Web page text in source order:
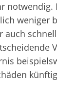
notwendig.
weniger
auch